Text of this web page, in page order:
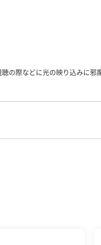
の際などに光の映り込みに邪